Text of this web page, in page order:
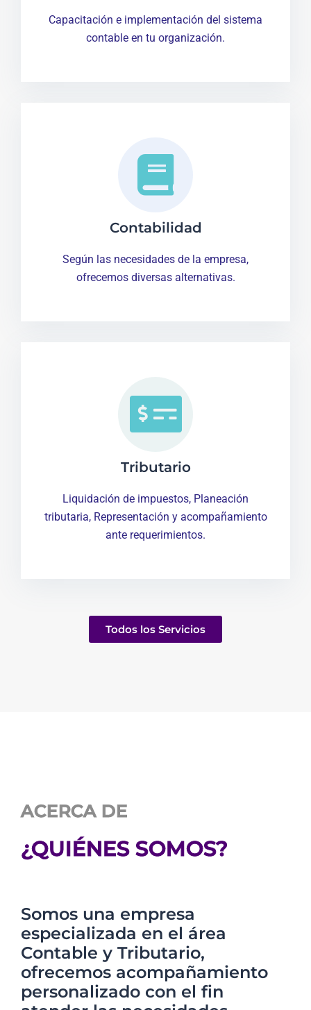
Capacitación e implementación del sistema
contable en tu organización.
Contabilidad
Según las necesidades de la empresa,
ofrecemos diversas alternativas.
Tributario
Liquidación de impuestos, Planeación
tributaria, Representación y acompañamiento
ante requerimientos.
Todos los Servicios
ACERCA DE
¿QUIÉNES SOMOS?
Somos una empresa
especializada en el área
Contable y Tributario,
ofrecemos acompañamiento
personalizado con el fin